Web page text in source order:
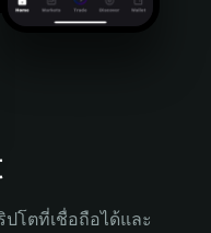
โตที่เชื่อถือได้และ